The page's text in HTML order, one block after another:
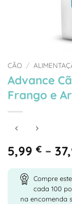
CÃO /
Advance
Frango e
5,99 € –
Compre
cada 100
na encomenda